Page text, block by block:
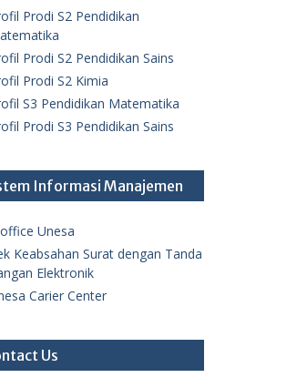
Prodi S2 Pendidikan
Prodi S2 Pendidikan Sains
Prodi S2 Kimia
S3 Pendidikan Matematika
Prodi S3 Pendidikan Sains
Informasi Manajemen
Unesa
Keabsahan Surat dengan Tanda
Elektronik
Carier Center
Us